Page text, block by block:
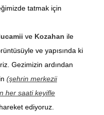
tatmak için
ve Kozahan ile
ve yapısında ki
Gezimizin ardından
(şehrin merkezii
her saati keyifle
ediyoruz.